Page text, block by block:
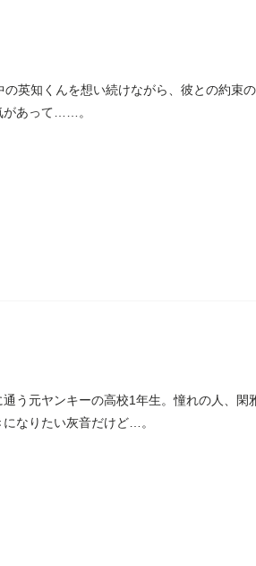
英知くんを想い続けながら、彼との約束
があって……。
う元ヤンキーの高校1年生。憧れの人、
なりたい灰音だけど…。